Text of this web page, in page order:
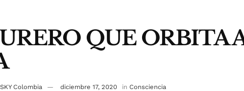
QUE ORBITA
Colombia diciembre 17, 2020 in Consciencia